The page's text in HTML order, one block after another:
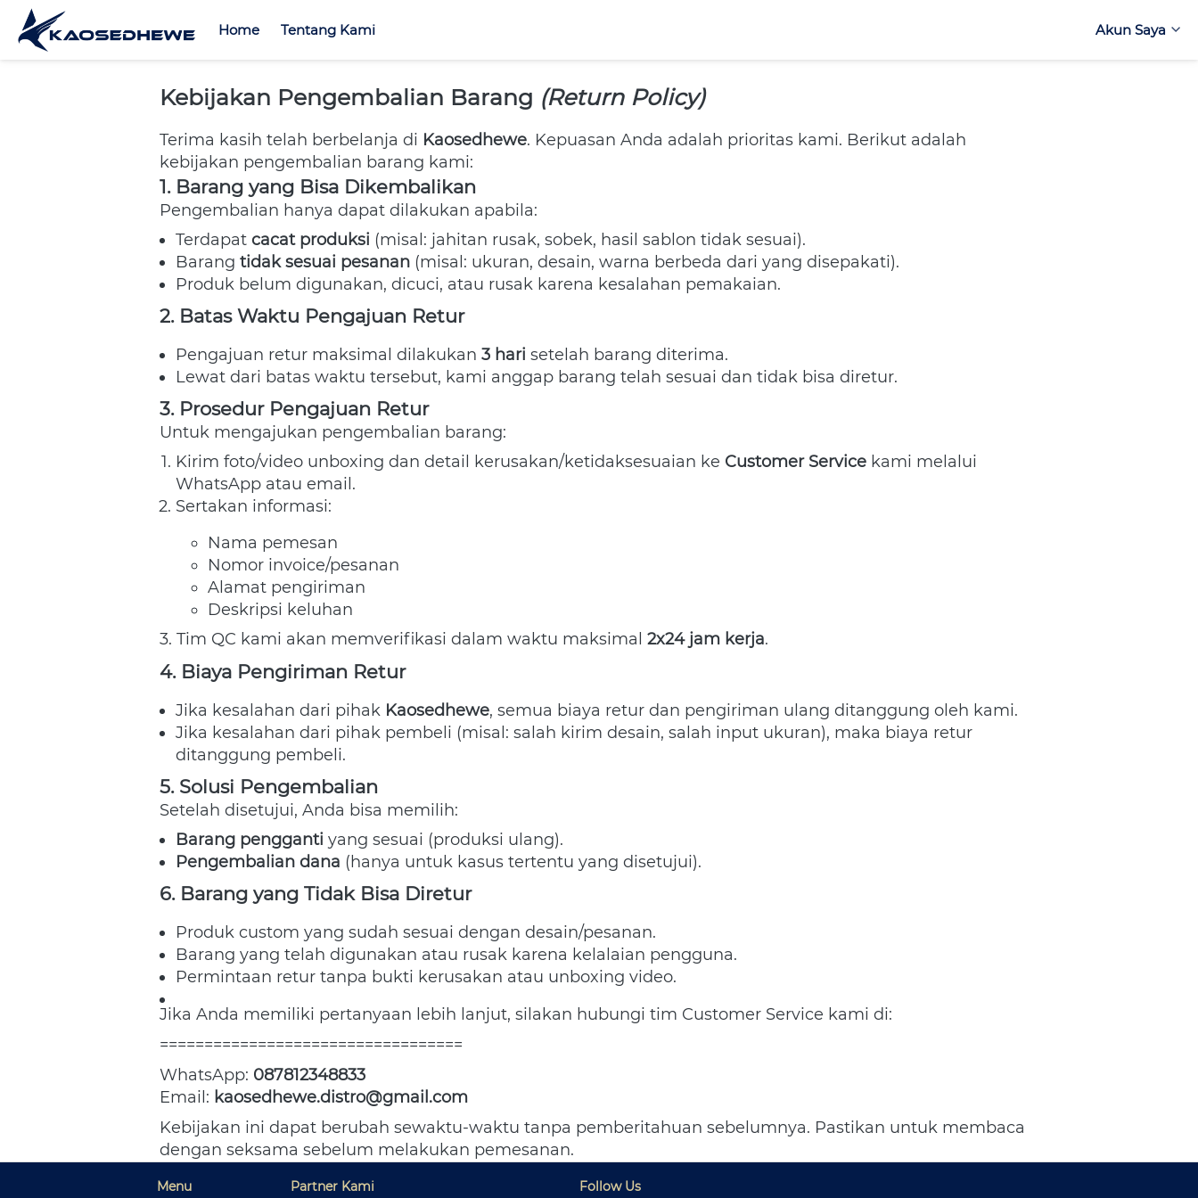
Home Tentang Kami Akun Saya
Home Tentang Kami Akun Saya
Kebijakan Pengembalian Barang (Return Policy)
Terima kasih telah berbelanja di Kaosedhewe. Kepuasan Anda adalah prioritas kami. Berikut adalah
kebijakan pengembalian barang kami:
1. Barang yang Bisa Dikembalikan
Pengembalian hanya dapat dilakukan apabila:
Terdapat cacat produksi (misal: jahitan rusak, sobek, hasil sablon tidak sesuai).
Barang tidak sesuai pesanan (misal: ukuran, desain, warna berbeda dari yang disepakati).
Produk belum digunakan, dicuci, atau rusak karena kesalahan pemakaian.
2. Batas Waktu Pengajuan Retur
Pengajuan retur maksimal dilakukan 3 hari setelah barang diterima.
Lewat dari batas waktu tersebut, kami anggap barang telah sesuai dan tidak bisa diretur.
3. Prosedur Pengajuan Retur
Untuk mengajukan pengembalian barang:
Kirim foto/video unboxing dan detail kerusakan/ketidaksesuaian ke Customer Service kami melalui
WhatsApp atau email.
Sertakan informasi:
Nama pemesan
Nomor invoice/pesanan
Alamat pengiriman
Deskripsi keluhan
3. Tim QC kami akan memverifikasi dalam waktu maksimal 2x24 jam kerja.
4. Biaya Pengiriman Retur
Jika kesalahan dari pihak Kaosedhewe, semua biaya retur dan pengiriman ulang ditanggung oleh kami.
Jika kesalahan dari pihak pembeli (misal: salah kirim desain, salah input ukuran), maka biaya retur
ditanggung pembeli.
5. Solusi Pengembalian
Setelah disetujui, Anda bisa memilih:
Barang pengganti yang sesuai (produksi ulang).
Pengembalian dana (hanya untuk kasus tertentu yang disetujui).
6. Barang yang Tidak Bisa Diretur
Produk custom yang sudah sesuai dengan desain/pesanan.
Barang yang telah digunakan atau rusak karena kelalaian pengguna.
Permintaan retur tanpa bukti kerusakan atau unboxing video.
Jika Anda memiliki pertanyaan lebih lanjut, silakan hubungi tim Customer Service kami di:
==================================
WhatsApp: 087812348833
Email: kaosedhewe.distro@gmail.com
Kebijakan ini dapat berubah sewaktu-waktu tanpa pemberitahuan sebelumnya. Pastikan untuk membaca
dengan seksama sebelum melakukan pemesanan.
Menu Partner Kami Follow Us